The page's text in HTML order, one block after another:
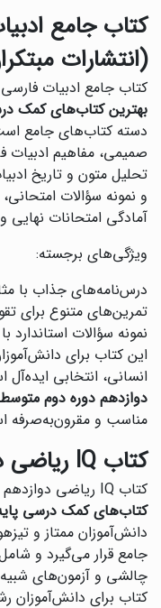
کتاب جامع
(انتشارات
کتاب جامع ادبیات فارسی
بهترین کتاب‌های کمک
دسته کتاب‌های جامع
صمیمی، مفاهیم ادبیات
تحلیل متون و تاریخ
و نمونه سؤالات
آمادگی امتحانات نهایی
ویژگی‌های برجسته:
درس‌نامه‌های جذاب با
تمرین‌های متنوع برای
نمونه سؤالات
این کتاب برای
انسانی، انتخابی
دوازدهم دوره دوم
مناسب و مقرون‌به‌صرفه
کتاب IQ ریاضی دوازدهم (انتشارات گاج)
کتاب IQ ریاضی دوازدهم از انتشارات گاج، یکی از
کتاب‌های کمک درسی
دانش‌آموزان ممتاز و
جامع قرار می‌گیرد و
چالشی و آزمون‌های
کتاب برای